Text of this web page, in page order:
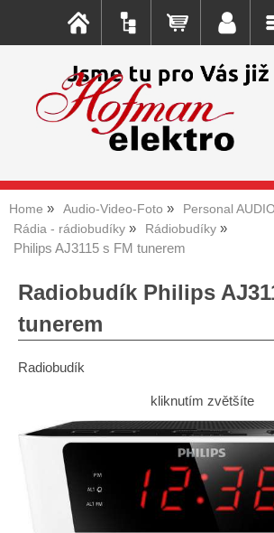
Home Audio-Video-Foto
Personal
Rádia - rádiobudíky
Rádiobudíky
Philips AJ3115 s FM tunerem
Radiobudík Philips
tunerem
Radiobudík
kliknutím zvětšíte